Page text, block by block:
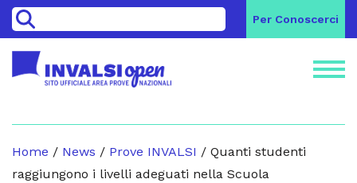
> Per Conoscerci
Home / News / Prove INVALSI / Quanti studenti
raggiungono i livelli adeguati nella Scuola